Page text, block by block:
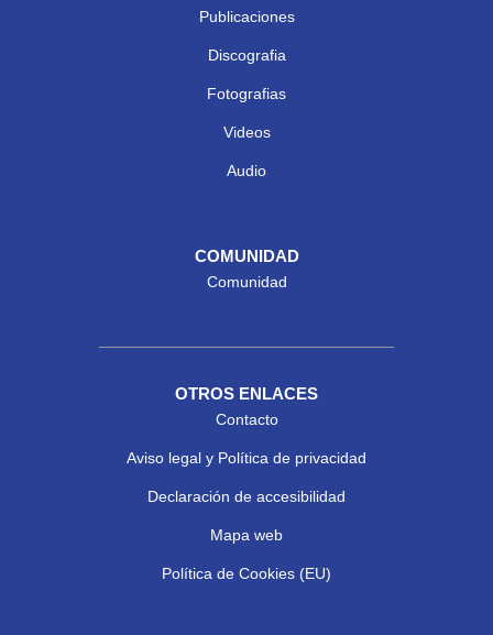
Publicaciones
Discografia
Fotografias
Videos
Audio
COMUNIDAD
Comunidad
OTROS ENLACES
Contacto
Aviso legal y Política de privacidad
Declaración de accesibilidad
Mapa web
Política de Cookies (EU)